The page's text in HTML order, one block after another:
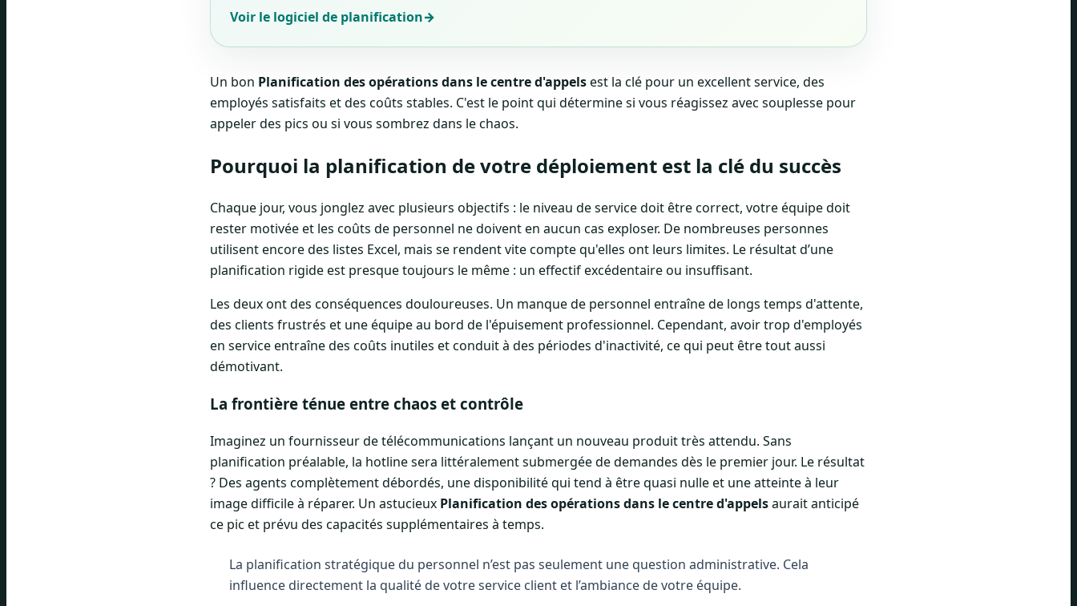
Voir le logiciel de planification→
Un bon Planification des opérations dans le centre d'appelsest la clé pour un excellent service, des
employés satisfaits et des coûts stables. C'est le point qui détermine si vous réagissez avec souplesse pour
appeler des pics ou si vous sombrez dans le chaos.
Pourquoi la planification de votre déploiement est la clé du succès
Chaque jour, vous jonglez avec plusieurs objectifs : le niveau de service doit être correct, votre équipe doit
rester motivée et les coûts de personnel ne doivent en aucun cas exploser. De nombreuses personnes
utilisent encore des listes Excel, mais se rendent vite compte qu'elles ont leurs limites. Le résultat d’une
planification rigide est presque toujours le même : un effectif excédentaire ou insuffisant.
Les deux ont des conséquences douloureuses. Un manque de personnel entraîne de longs temps d'attente,
des clients frustrés et une équipe au bord de l'épuisement professionnel. Cependant, avoir trop d'employés
en service entraîne des coûts inutiles et conduit à des périodes d'inactivité, ce qui peut être tout aussi
démotivant.
La frontière ténue entre chaos et contrôle
Imaginez un fournisseur de télécommunications lançant un nouveau produit très attendu. Sans
planification préalable, la hotline sera littéralement submergée de demandes dès le premier jour. Le résultat
? Des agents complètement débordés, une disponibilité qui tend à être quasi nulle et une atteinte à leur
image difficile à réparer. Un astucieux Planification des opérations dans le centre d'appelsaurait anticipé
ce pic et prévu des capacités supplémentaires à temps.
La planification stratégique du personnel n’est pas seulement une question administrative. Cela
influence directement la qualité de votre service client et l’ambiance de votre équipe.